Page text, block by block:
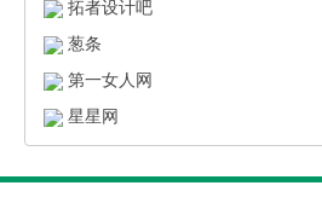
拓者设计吧
葱条
第一女人网
星星网